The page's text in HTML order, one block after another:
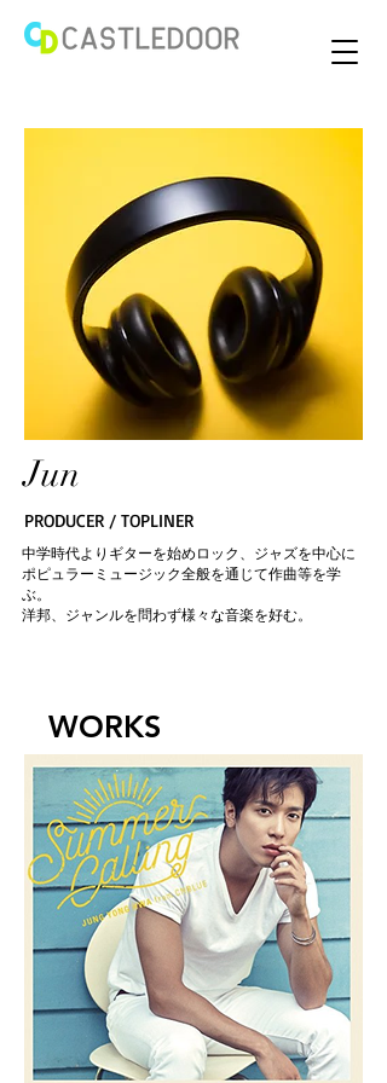
Jun
PRODUCER / TOPLINER
中学時代よりギターを始めロック、ジャズを中心に
ポピュラーミュージック全般を通じて作曲等を学
ぶ。
洋邦、ジャンルを問わず様々な音楽を好む。
WORKS